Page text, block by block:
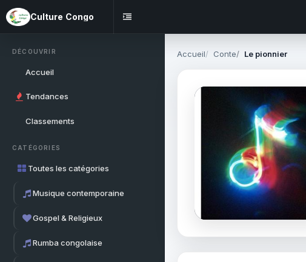
Culture Congo
DÉCOUVRIR
Accueil
Tendances
Classements
CATÉGORIES
Toutes les catégories
Musique contemporaine
Gospel & Religieux
Rumba congolaise
Accueil Conte Le pionnier